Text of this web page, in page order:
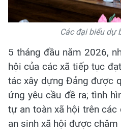
Các đại biểu dự
5 tháng đầu năm 2026,
hội của các xã tiếp tục
tác xây dựng Đảng được
ứng yêu cầu đề ra; tình
tự an toàn xã hội trên
an sinh xã hội được chăm